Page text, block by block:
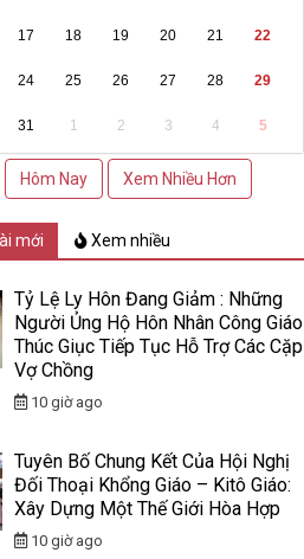
17 18 19 20 21 22
24 25 26 27 28 29
31 1 2 3 4 5
Hôm Nay Xem Nhiều Hơn
mới Xem nhiều
Tỷ Lệ Ly Hôn Đang Giảm : Những
Người Ủng Hộ Hôn Nhân Công Giáo
Thúc Giục Tiếp Tục Hỗ Trợ Các Cặp
Vợ Chồng
10 giờ ago
Tuyên Bố Chung Kết Của Hội Nghị
Đối Thoại Khổng Giáo – Kitô Giáo:
Xây Dựng Một Thế Giới Hòa Hợp
10 giờ ago